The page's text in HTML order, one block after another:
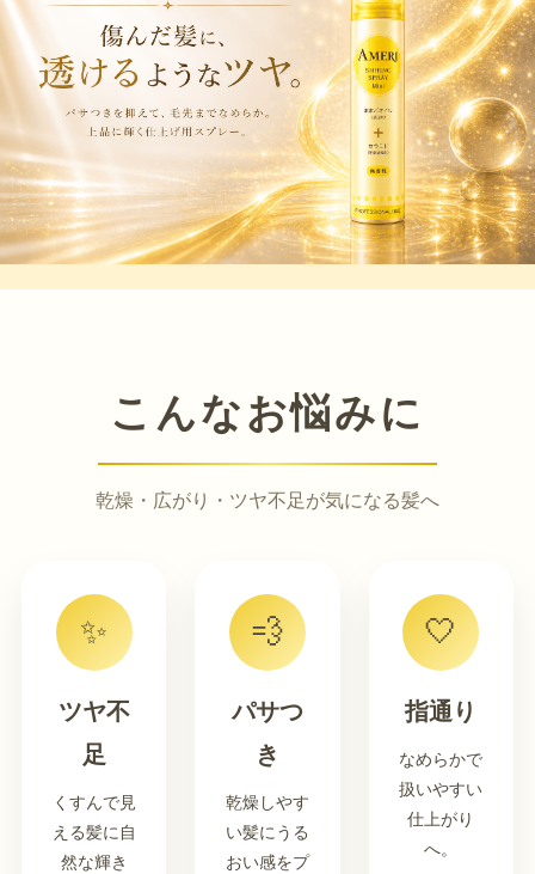
こんなお悩みに
乾燥・広がり・ツヤ不足が気になる髪へ
✨
ツヤ不
足
くすんで見
える髪に自
然な輝き
💨
パサつ
き
乾燥しやす
い髪にうる
おい感をプ
🤍
指通り
なめらかで
扱いやすい
仕上がり
へ。